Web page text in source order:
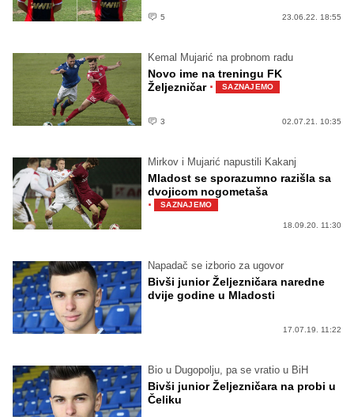
5 23.06.22. 18:55
Kemal Mujarić na probnom radu
Novo ime na treningu FK
Željezničar · SAZNAJEMO
3 02.07.21. 10:35
Mirkov i Mujarić napustili Kakanj
Mladost se sporazumno razišla sa
dvojicom nogometaša
· SAZNAJEMO
18.09.20. 11:30
Napadač se izborio za ugovor
Bivši junior Željezničara naredne
dvije godine u Mladosti
17.07.19. 11:22
Bio u Dugopolju, pa se vratio u BiH
Bivši junior Željezničara na probi u
Čeliku